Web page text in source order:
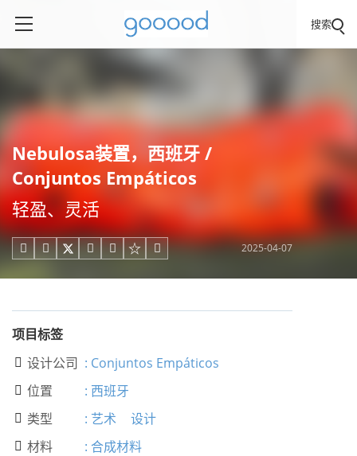
搜索
Nebulosa装置，西班牙 /
Conjuntos Empáticos
轻盈、灵活
     2025-04-07
项目标签
 设计公司 : Conjuntos Empáticos
 位置 : 西班牙
 类型 : 艺术 设计
 材料 : 合成材料